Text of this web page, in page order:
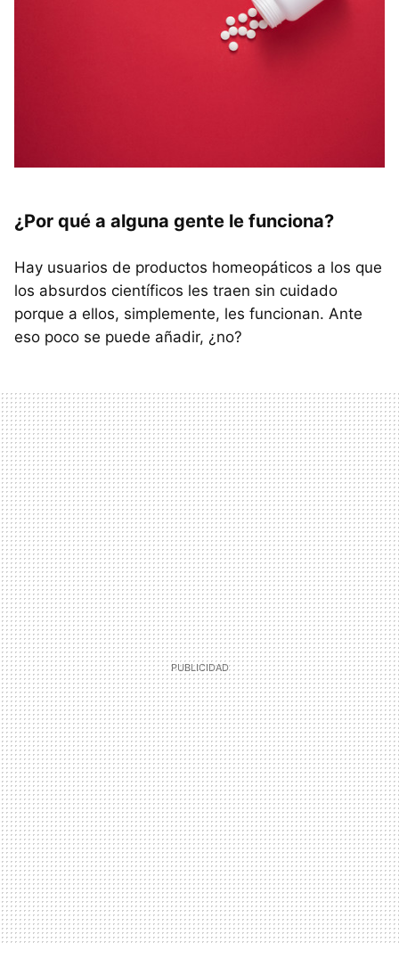
¿Por qué a alguna gente le funciona?
Hay usuarios de productos homeopáticos a los que
los absurdos científicos les traen sin cuidado
porque a ellos, simplemente, les funcionan. Ante
eso poco se puede añadir, ¿no?